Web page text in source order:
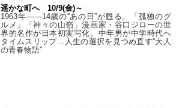
遥かな町へ 10/9(金)～
1963年――14歳の“あの日”が甦る。「孤独のグ
ルメ」「神々の山嶺」漫画家・谷口ジローの世
界的名作が日本初実写化。中年男が中学時代へ
タイムスリップ…人生の選択を見つめ直す“大人
の青春物語”